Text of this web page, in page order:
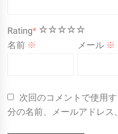
Rating* 5
4
3
2
1
名前 ※ メール ※
次回のコメントで使用
分の名前、メールアドレス